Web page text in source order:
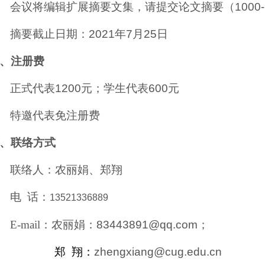
会议将编辑扩展摘要文集，请提交论文摘要（
摘要截止日期： 2021年7 月 25 日
注册费
正式代表1200元；学生代表600元
特邀代表免注册费
联络方式
联络人：农丽娟、郑翔
电 话： 13521336889
E-mail ：农丽娟：83443891@qq.com ；
郑 翔： zhengxiang@cug.edu.cn